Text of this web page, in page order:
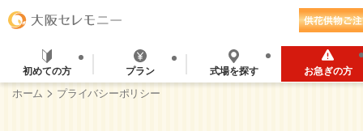
初めての方 プラン 式場を探す お急ぎの方
ホーム > プライバシーポリシー